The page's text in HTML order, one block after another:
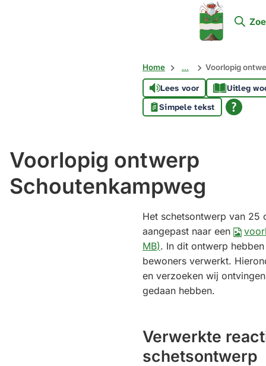
Mijn
Soest
Home ... Voorlopig
Lees voor
Uitleg
Simpele tekst
Voorlopig ontwerp
Schoutenkampweg
Het schetsontwerp van 25
aangepast naar een
MB). In dit ontwerp
bewoners verwerkt.
en verzoeken wij
gedaan hebben.
Verwerkte
schetsontwerp